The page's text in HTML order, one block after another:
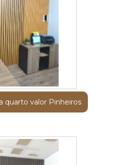
quarto valor Pinheiros